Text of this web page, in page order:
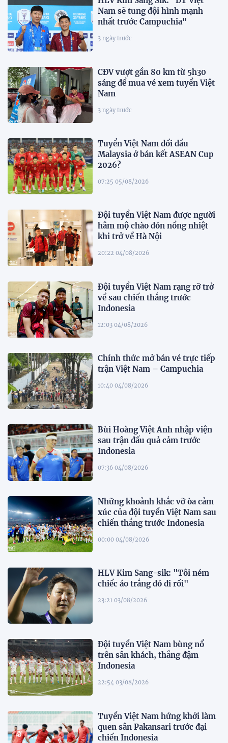
Nam sẽ tung đội hình mạnh
nhất trước Campuchia"
3 ngày trước
CĐV vượt gần 80 km từ 5h30
sáng để mua vé xem tuyển Việt
Nam
3 ngày trước
Tuyển Việt Nam đối đầu
Malaysia ở bán kết ASEAN Cup
2026?
07:25 05/08/2026
Đội tuyển Việt Nam được người
hâm mộ chào đón nồng nhiệt
khi trở về Hà Nội
20:22 04/08/2026
Đội tuyển Việt Nam rạng rỡ trở
về sau chiến thắng trước
Indonesia
12:03 04/08/2026
Chính thức mở bán vé trực tiếp
trận Việt Nam – Campuchia
10:40 04/08/2026
Bùi Hoàng Việt Anh nhập viện
sau trận đấu quả cảm trước
Indonesia
07:36 04/08/2026
Những khoảnh khắc vỡ òa cảm
xúc của đội tuyển Việt Nam sau
chiến thắng trước Indonesia
00:00 04/08/2026
HLV Kim Sang-sik: "Tôi ném
chiếc áo trắng đó đi rồi"
23:21 03/08/2026
Đội tuyển Việt Nam bùng nổ
trên sân khách, thắng đậm
Indonesia
22:54 03/08/2026
Tuyển Việt Nam hứng khởi làm
quen sân Pakansari trước đại
chiến Indonesia